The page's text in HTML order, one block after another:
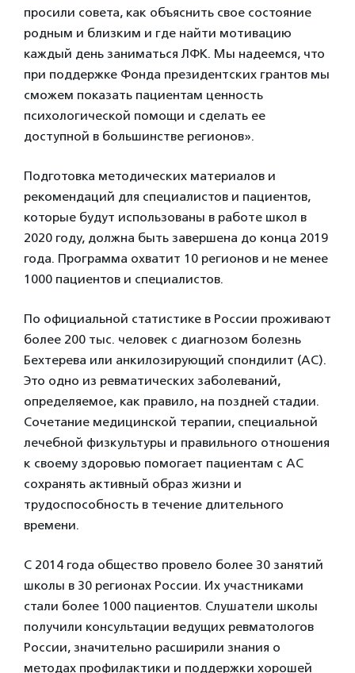
просили совета, как объяснить свое состояние
родным и близким и где найти мотивацию
каждый день заниматься ЛФК. Мы надеемся, что
при поддержке Фонда президентских грантов мы
сможем показать пациентам ценность
психологической помощи и сделать ее
доступной в большинстве регионов».
Подготовка методических материалов и
рекомендаций для специалистов и пациентов,
которые будут использованы в работе школ в
2020 году, должна быть завершена до конца 2019
года. Программа охватит 10 регионов и не менее
1000 пациентов и специалистов.
По официальной статистике в России проживают
более 200 тыс. человек с диагнозом болезнь
Бехтерева или анкилозирующий спондилит (АС).
Это одно из ревматических заболеваний,
определяемое, как правило, на поздней стадии.
Сочетание медицинской терапии, специальной
лечебной физкультуры и правильного отношения
к своему здоровью помогает пациентам с АС
сохранять активный образ жизни и
трудоспособность в течение длительного
времени.
С 2014 года общество провело более 30 занятий
школы в 30 регионах России. Их участниками
стали более 1000 пациентов. Слушатели школы
получили консультации ведущих ревматологов
России, значительно расширили знания о
методах профилактики и поддержки хорошей